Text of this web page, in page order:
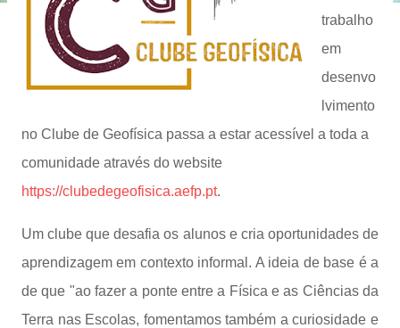
trabalho
em
desenvo
lvimento
no Clube de Geofísica passa a estar acessível a toda a
comunidade através do website
https://clubedegeofisica.aefp.pt.
Um clube que desafia os alunos e cria oportunidades de
aprendizagem em contexto informal. A ideia de base é a
de que "ao fazer a ponte entre a Física e as Ciências da
Terra nas Escolas, fomentamos também a curiosidade e